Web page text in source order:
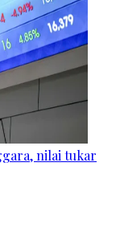
nilai tukar